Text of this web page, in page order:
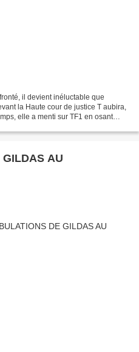
il devient inéluctable que
la Haute cour de justice T aubira,
elle a menti sur TF1 en osant
GILDAS AU